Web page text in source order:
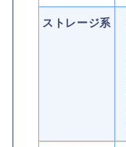
ストレージ系